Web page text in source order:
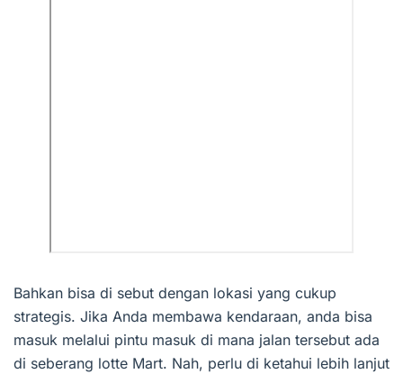
Bahkan bisa di sebut dengan lokasi yang cukup
strategis. Jika Anda membawa kendaraan, anda bisa
masuk melalui pintu masuk di mana jalan tersebut ada
di seberang lotte Mart. Nah, perlu di ketahui lebih lanjut